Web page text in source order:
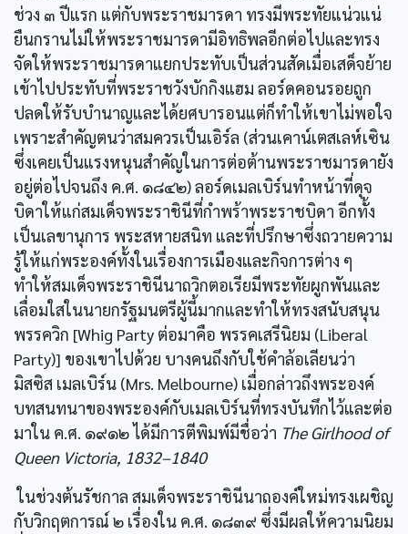
ช่วง ๓ ปีแรก แต่กับพระราชมารดา ทรงมีพระทัยแน่วแน่
ยืนกรานไม่ให้พระราชมารดามีอิทธิพลอีกต่อไปและทรง
จัดให้พระราชมารดาแยกประทับเป็นส่วนสัดเมื่อเสด็จย้าย
เข้าไปประทับที่พระราชวังบักกิงแฮม ลอร์ดคอนรอยถูก
ปลดให้รับบำนาญและได้ยศบารอนแต่ก็ทำให้เขาไม่พอใจ
เพราะสำคัญตนว่าสมควรเป็นเอิร์ล (ส่วนเคาน์เตสเลห์เซิน
ซึ่งเคยเป็นแรงหนุนสำคัญในการต่อต้านพระราชมารดายัง
อยู่ต่อไปจนถึง ค.ศ. ๑๘๔๒) ลอร์ดเมลเบิร์นทำหน้าที่ดุจ
บิดาให้แก่สมเด็จพระราชินีที่กำพร้าพระราชบิดา อีกทั้ง
เป็นเลขานุการ พระสหายสนิท และที่ปรึกษาซึ่งถวายความ
รู้ให้แก่พระองค์ทั้งในเรื่องการเมืองและกิจการต่าง ๆ
ทำให้สมเด็จพระราชินีนาถวิกตอเรียมีพระทัยผูกพันและ
เลื่อมใสในนายกรัฐมนตรีผู้นี้มากและทำให้ทรงสนับสนุน
พรรควิก [Whig Party ต่อมาคือ พรรคเสรีนิยม (Liberal
Party)] ของเขาไปด้วย บางคนถึงกับใช้คำล้อเลียนว่า
มิสซิส เมลเบิร์น (Mrs. Melbourne) เมื่อกล่าวถึงพระองค์
บทสนทนาของพระองค์กับเมลเบิร์นที่ทรงบันทึกไว้และต่อ
มาใน ค.ศ. ๑๙๑๒ ได้มีการตีพิมพ์มีชื่อว่า The Girlhood of
Queen Victoria, 1832–1840
ในช่วงต้นรัชกาล สมเด็จพระราชินีนาถองค์ใหม่ทรงเผชิญ
กับวิกฤตการณ์ ๒ เรื่องใน ค.ศ. ๑๘๓๙ ซึ่งมีผลให้ความนิยม